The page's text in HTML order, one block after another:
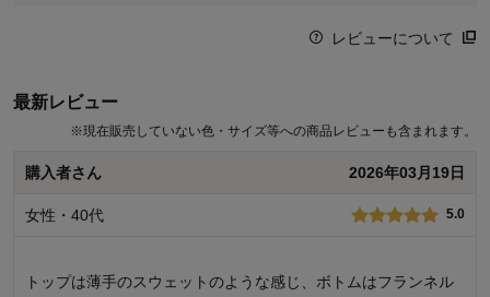
レビューについて
最新レビュー
※現在販売していない色・サイズ等への商品レビューも含まれます。
購入者さん 2026年03月19日
女性・40代 5.0
トップは薄手のスウェットのような感じ、ボトムはフランネル